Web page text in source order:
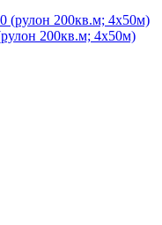
200кв.м; 4x50м)